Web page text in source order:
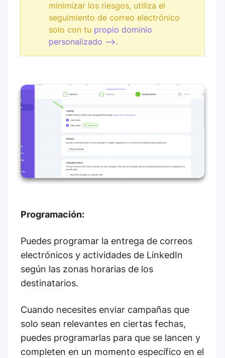
minimizar los riesgos, utiliza el
seguimiento de correo electrónico
solo con tu propio dominio
personalizado -->.
Programación:
Puedes programar la entrega de correos
electrónicos y actividades de LinkedIn
según las zonas horarias de los
destinatarios.
Cuando necesites enviar campañas que
solo sean relevantes en ciertas fechas,
puedes programarlas para que se lancen y
completen en un momento específico en el